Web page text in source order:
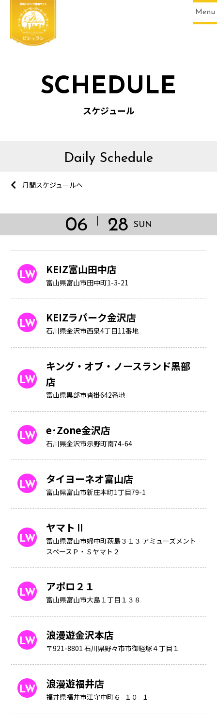
Menu
SCHEDULE
スケジュール
Daily Schedule
月間スケジュールへ
06 28 SUN
KEIZ富山田中店
富山県富山市田中町1-3-21
KEIZラパーク金沢店
石川県金沢市西泉4丁目11番地
キング・オブ・ノースランド黒部
店
富山県黒部市沓掛642番地
e･Zone金沢店
石川県金沢市示野町南74-64
タイヨーネオ富山店
富山県富山市新庄本町1丁目79-1
ヤマトⅡ
富山県富山市婦中町萩島３１３ アミューズメント
スペースＰ・Ｓヤマト２
アポロ２１
富山県富山市大島１丁目１３８
浪漫遊金沢本店
〒921-8801 石川県野々市市御経塚４丁目１
浪漫遊福井店
福井県福井市江守中町６−１０−１